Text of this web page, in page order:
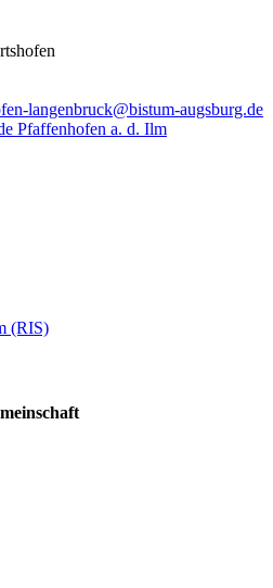
langenbruck@bistum-augsburg.de
Pfaffenhofen a. d. Ilm
(RIS)